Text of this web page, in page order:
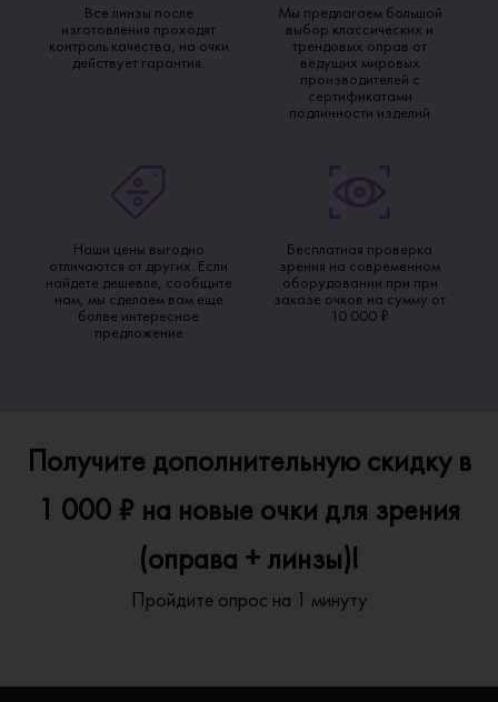
Все линзы после
изготовления проходят
контроль качества, на очки
действует гарантия.
Мы предлагаем большой
выбор классических и
трендовых оправ от
ведущих мировых
производителей с
сертификатами
подлинности изделий
Наши цены выгодно
отличаются от других. Если
найдете дешевле, сообщите
нам, мы сделаем вам еще
более интересное
предложение
Бесплатная проверка
зрения на современном
оборудовании при при
заказе очков на сумму от
10 000 ₽
Получите дополнительную скидку в
1 000 ₽ на новые очки для зрения
(оправа + линзы)!
Пройдите опрос на 1 минуту